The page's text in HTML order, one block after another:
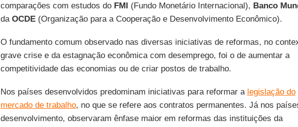
comparações com estudos do FMI (Fundo Monetário Internacional), Banco
da OCDE(Organização para a Cooperação e Desenvolvimento Econômico).
O fundamento comum observado nas diversas iniciativas de reformas, no
grave crise e da estagnação econômica com desemprego, foi o de aumentar a
competitividade das economias ou de criar postos de trabalho.
Nos países desenvolvidos predominam iniciativas para reformar a legislação do
mercado de trabalho, no que se refere aos contratos permanentes. Já nos
desenvolvimento, observaram ênfase maior em reformas das instituições da